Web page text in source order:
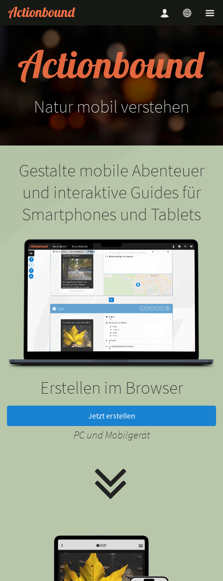
Naturmobil verstehen
Gestalte mobile Abenteuer
und interaktive Guides für
Smartphones und Tablets
Erstellen im Browser
Jetzt erstellen
PC und Mobilgerät